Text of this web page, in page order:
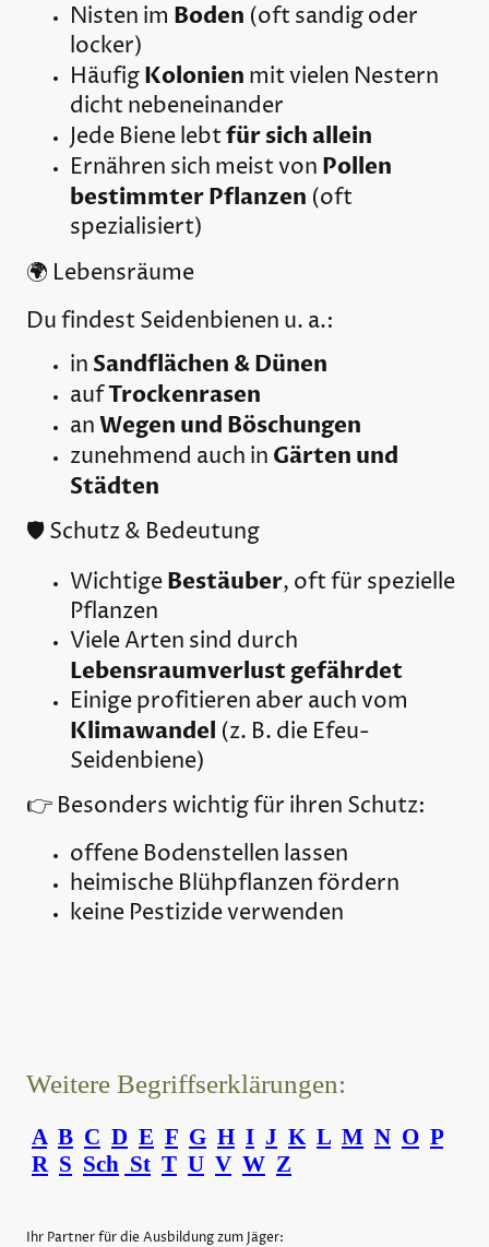
Nisten im Boden (oft sandig oder
locker)
HäufigKolonien mit vielen Nestern
dicht nebeneinander
Jede Biene lebtfür sich allein
Ernähren sich meist von Pollen
bestimmter Pflanzen (oft
spezialisiert)
🌍 Lebensräume
Du findest Seidenbienen u. a.:
in Sandflächen & Dünen
aufTrockenrasen
anWegen und Böschungen
zunehmend auch in Gärten und
Städten
🛡️ Schutz & Bedeutung
WichtigeBestäuber, oft für spezielle
Pflanzen
Viele Arten sind durch
Lebensraumverlust gefährdet
Einige profitieren aber auch vom
Klimawandel (z. B. die Efeu-
Seidenbiene)
👉 Besonders wichtig für ihren Schutz:
offene Bodenstellen lassen
heimische Blühpflanzen fördern
keine Pestizide verwenden
Weitere Begriffserklärungen:
A B C D E F G H I J K L M N O P
R S Sch St T U V W Z
Ihr Partner für die Ausbildung zum Jäger: